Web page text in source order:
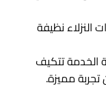
النزلاء نظيفة
الخدمة تتكيف
مميزة.